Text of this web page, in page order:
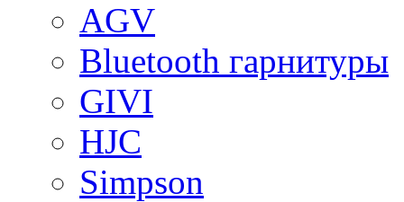
AGV
Bluetooth гарнитуры
GIVI
HJC
Simpson